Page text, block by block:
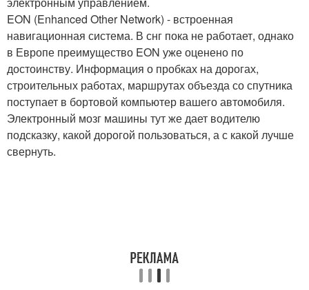
EON (Enhanced Other Network) - встроенная
навигационная система. В снг пока не работает, однако
в Европе преимущество EON уже оценено по
достоинству. Информация о пробках на дорогах,
строительных работах, маршрутах объезда со спутника
поступает в бортовой компьютер вашего автомобиля.
Электронный мозг машины тут же дает водителю
подсказку, какой дорогой пользоваться, а с какой лучше
свернуть.